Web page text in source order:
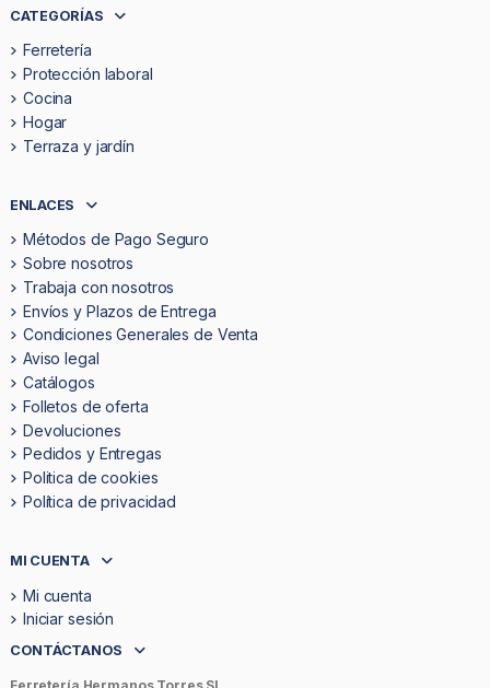
CATEGORÍAS
Ferretería
Protección laboral
Cocina
Hogar
Terraza y jardín
ENLACES
Métodos de Pago Seguro
Sobre nosotros
Trabaja con nosotros
Envíos y Plazos de Entrega
Condiciones Generales de Venta
Aviso legal
Catálogos
Folletos de oferta
Devoluciones
Pedidos y Entregas
Politica de cookies
Política de privacidad
MI CUENTA
Mi cuenta
Iniciar sesión
CONTÁCTANOS